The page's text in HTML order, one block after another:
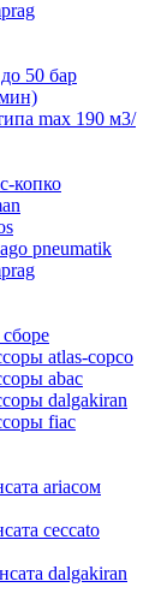
50 бар
max 190 м3/
копко
pneumatik
atlas-copco
abac
dalgakiran
fiac
ariacом
ceccato
dalgakiran